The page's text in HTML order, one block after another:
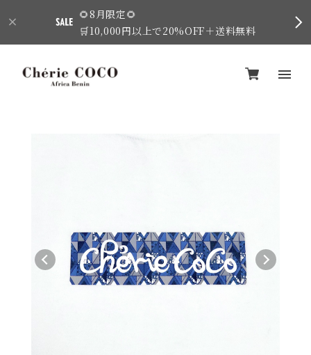
🌻8月限定🌻
🛒10,000円以上で20%OFF＋送料無料